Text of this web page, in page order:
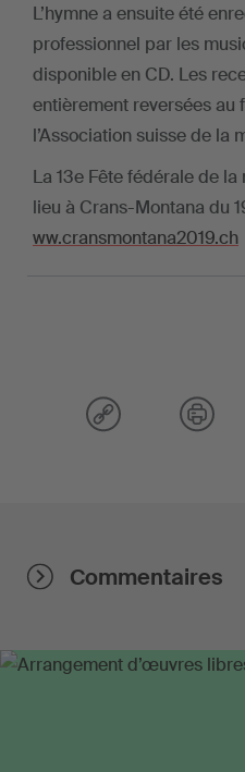
L’hymne a ensuite été
professionnel par les
disponible en CD. Les
entièrement reversées au
l’Association suisse de la
La 13e Fête fédérale de
lieu à Crans-Montana du
ww.cransmontana2019.ch
Commentaires